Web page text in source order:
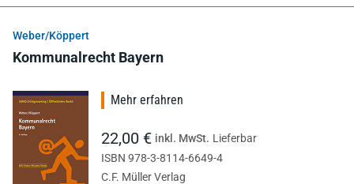
Weber/Köppert
Kommunalrecht Bayern
Mehr erfahren
22,00 € inkl. MwSt. Lieferbar
ISBN 978-3-8114-6649-4
C.F. Müller Verlag